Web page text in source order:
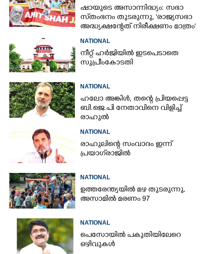
ഷായുടെ അസാന്നിദ്ധ്യം: സഭാ
സ്‌തംഭനം തുടരുന്നു, 'രാജ്യസഭാ
അദ്ധ്യക്ഷന്റേത് നിരീക്ഷണം മാത്രം'
NATIONAL
നീറ്റ് ഹർജിയിൽ ഇടപെടാതെ
സുപ്രീംകോടതി
NATIONAL
ഹലോ അങ്കിൾ,​ തന്റെ പ്രിയപ്പെട്ട
ബി.ജെ.പി നേതാവിനെ വിളിച്ച്
രാഹുൽ
NATIONAL
രാഹുലിന്റെ സംവാദം ഇന്ന്
പ്രയാഗ്‌രാജിൽ
NATIONAL
ഉത്തരേന്ത്യയിൽ മഴ തുടരുന്നു,​
അസാമിൽ മരണം 97
NATIONAL
പെസോയിൽ പകുതിയിലേറെ
ഒഴിവുകൾ